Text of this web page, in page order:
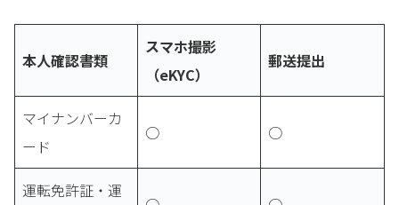
本人確認書類
スマホ撮影
（eKYC）
郵送提出
マイナンバーカ
ード
○ ○
運転免許証・運